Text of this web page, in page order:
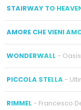
STAIRWAY TO
AMORE CHE VIENI
WONDERWALL - Oasis
PICCOLA STELLA-
RIMMEL - Francesco